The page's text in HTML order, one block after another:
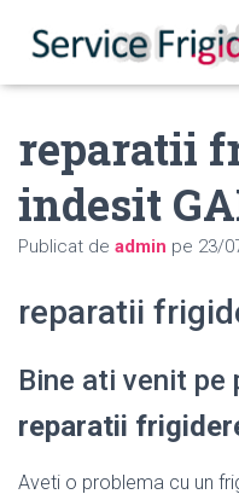
reparatii
indesit
Publicat de admin pe 23/
reparatii
Bine ati venit pe
reparatii
Aveti o problema cu un